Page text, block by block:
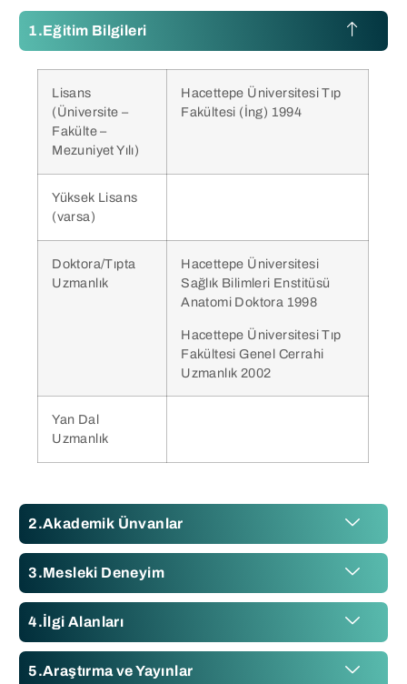
Eğitim Bilgileri
Lisans
(Üniversite –
Fakülte –
Mezuniyet Yılı)
Hacettepe Üniversitesi Tıp
Fakültesi (İng) 1994
Yüksek Lisans
(varsa)
Doktora/Tıpta
Uzmanlık
Hacettepe Üniversitesi
Sağlık Bilimleri Enstitüsü
Anatomi Doktora 1998
Hacettepe Üniversitesi Tıp
Fakültesi Genel Cerrahi
Uzmanlık 2002
Yan Dal
Uzmanlık
Akademik Ünvanlar
Mesleki Deneyim
İlgi Alanları
Araştırma ve Yayınlar